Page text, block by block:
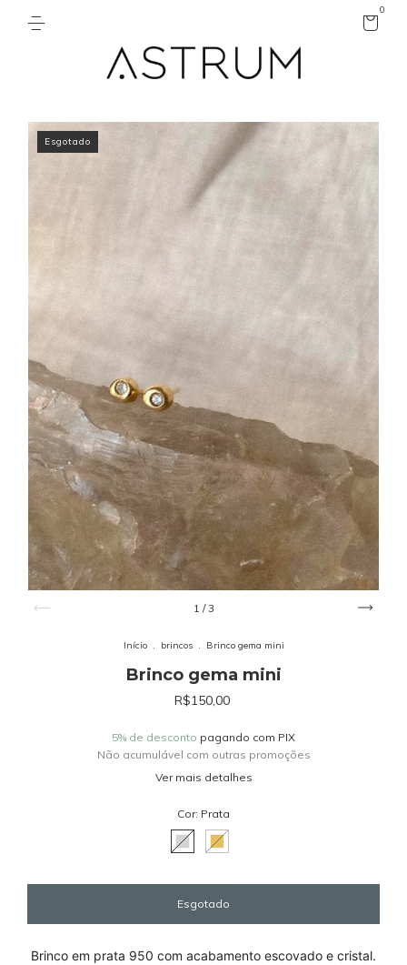
0
Esgotado
1 /3
Início . brincos . Brinco gema mini
Brinco gema mini
R$150,00
5% de desconto pagando com PIX
Não acumulável com outras promoções
Ver mais detalhes
Cor: Prata
Brinco em prata 950 com acabamento escovado e cristal.